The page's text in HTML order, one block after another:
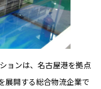
ョンは、名古屋港を拠点
展開する総合物流企業で